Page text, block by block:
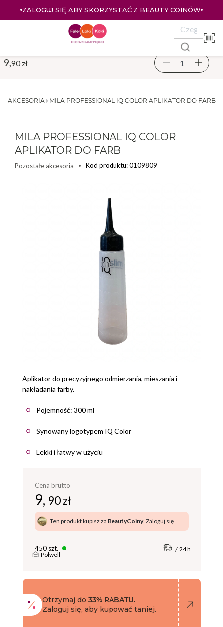
ZALOGUJ SIĘ ABY SKORZYSTAĆ Z BEAUTY COINÓW
MILA PROFESSIONAL IQ COLOR APLIKATOR DO FARB
AKCESORIA
MILA PROFESSIONAL IQ COLOR
APLIKATOR DO FARB
Pozostałe akcesoria Kod produktu: 0109809
Aplikator do precyzyjnego odmierzania, mieszania i
nakładania farby.
Pojemność: 300 ml
Synowany logotypem IQ Color
Lekki i łatwy w użyciu
Cena brutto
9, 90 zł
Ten produkt kupisz za BeautyCoiny. Zaloguj się
450 szt.
Polwell
24 h
9, 90 zł
Otrzymaj do 33% RABATU.
Zaloguj się, aby kupować taniej.